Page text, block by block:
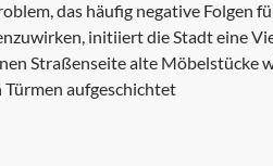
das häufig negative Folgen
initiiert die Stadt eine
Straßenseite alte Möbelstücke
aufgeschichtet